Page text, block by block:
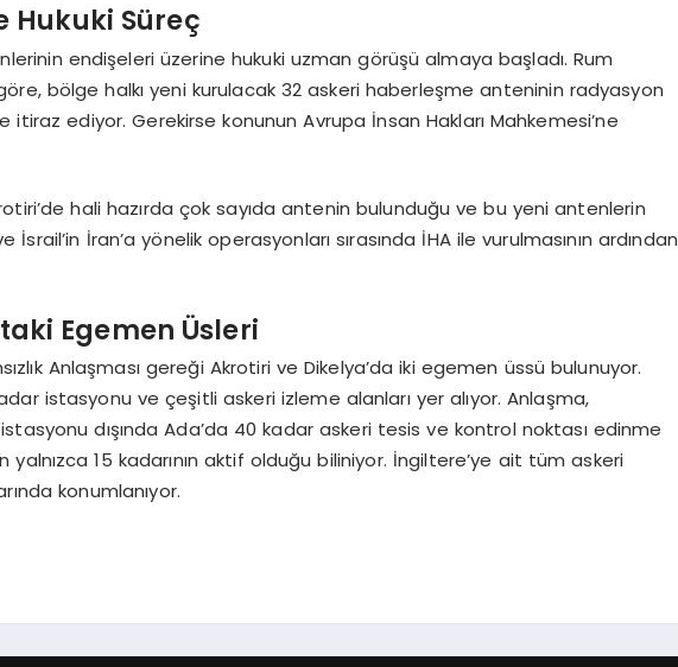
Hukuki Süreç
endişeleri üzerine hukuki uzman görüşü almaya başladı. Rum
bölge halkı yeni kurulacak 32 askeri haberleşme anteninin radyasyon
ediyor. Gerekirse konunun Avrupa İnsan Hakları Mahkemesi’ne
hali hazırda çok sayıda antenin bulunduğu ve bu yeni antenlerin
İsrail’in İran’a yönelik operasyonları sırasında İHA ile vurulmasının ardından
Egemen Üsleri
Anlaşması gereği Akrotiri ve Dikelya’da iki egemen üssü bulunuyor.
istasyonu ve çeşitli askeri izleme alanları yer alıyor. Anlaşma,
dışında Ada’da 40 kadar askeri tesis ve kontrol noktası edinme
yalnızca 15 kadarının aktif olduğu biliniyor. İngiltere’ye ait tüm askeri
konumlanıyor.